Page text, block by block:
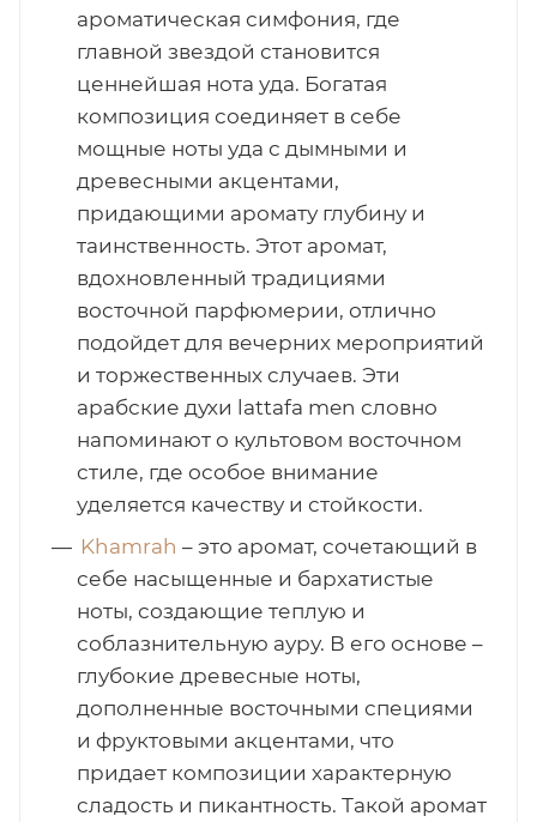
ароматическая симфония, где
главной звездой становится
ценнейшая нота уда. Богатая
композиция соединяет в себе
мощные ноты уда с дымными и
древесными акцентами,
придающими аромату глубину и
таинственность. Этот аромат,
вдохновленный традициями
восточной парфюмерии, отлично
подойдет для вечерних мероприятий
и торжественных случаев. Эти
арабские духи lattafa men словно
напоминают о культовом восточном
стиле, где особое внимание
уделяется качеству и стойкости.
Khamrah – это аромат, сочетающий в
себе насыщенные и бархатистые
ноты, создающие теплую и
соблазнительную ауру. В его основе –
глубокие древесные ноты,
дополненные восточными специями
и фруктовыми акцентами, что
придает композиции характерную
сладость и пикантность. Такой аромат